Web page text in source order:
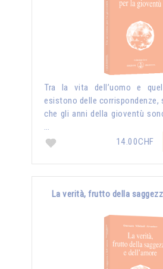
Tra la vita dell’uomo e
esistono delle corrispondenze,
che gli anni della gioventù
…
14.00CHF
La verità, frutto della